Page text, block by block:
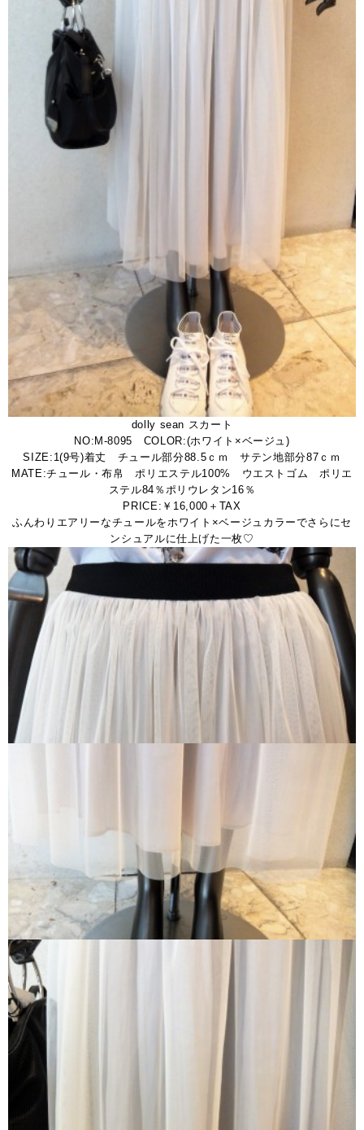
dolly sean スカート
NO:M-8095 COLOR:(ホワイト×ベージュ)
SIZE:1(9号)着丈 チュール部分88.5ｃｍ サテン地部分87ｃｍ
MATE:チュール・布帛 ポリエステル100% ウエストゴム ポリエ
ステル84％ポリウレタン16％
PRICE:￥16,000＋TAX
ふんわりエアリーなチュールをホワイト×ベージュカラーでさらにセ
ンシュアルに仕上げた一枚♡